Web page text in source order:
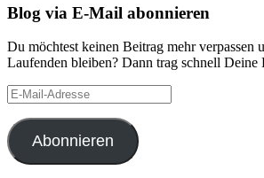
Blog via E-Mail abonnieren
Du möchtest keinen Beitrag mehr verpassen
Laufenden bleiben? Dann trag schnell
E-
Mail-
Adresse
Abonnieren